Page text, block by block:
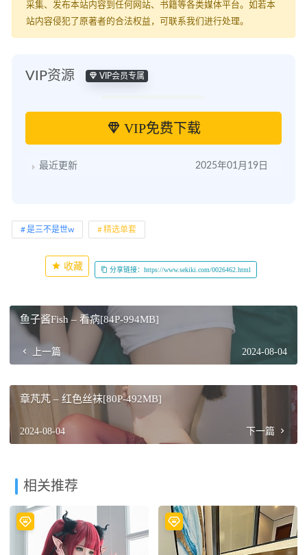
采集、发布本站内容到任何网站、书籍等各类媒体平台。如若本
站内容侵犯了原著者的合法权益，可联系我们进行处理。
VIP资源 VIP会员专属
VIP免费下载
最近更新 2025年01月19日
是三不是世w 精选单套
收藏 分享链接：https://www.sekiki.com/0026462.html
鱼子酱Fish – 看病[84P-994MB]
上一篇 2024-08-04
章芃芃 – 红色丝袜[80P-492MB]
2024-08-04 下一篇
相关推荐